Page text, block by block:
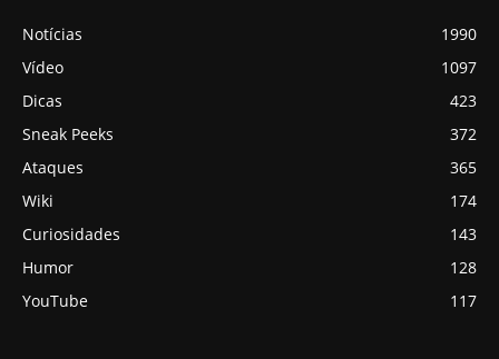
Notícias
1990
Vídeo
1097
Dicas
423
Sneak Peeks
372
Ataques
365
Wiki
174
Curiosidades
143
Humor
128
YouTube
117